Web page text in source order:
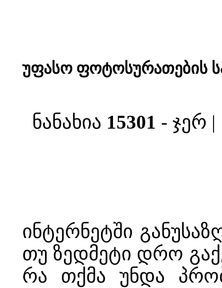
უფასო ფოტოსურათების
ნანახია 15301 - ჯერ
ინტერნეტში
თუ ზედმეტი დრო
რა თქმა უნდა